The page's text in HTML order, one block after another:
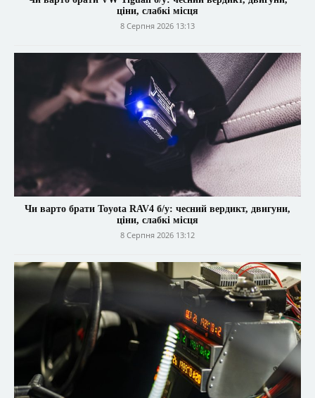
ціни, слабкі місця
8 Серпня 2026 13:13
Чи варто брати Toyota RAV4 б/у: чесний вердикт, двигуни,
ціни, слабкі місця
8 Серпня 2026 13:12